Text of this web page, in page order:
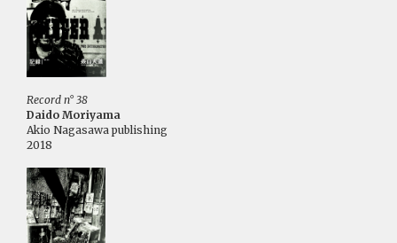
Record n° 38
Daido Moriyama
Akio Nagasawa publishing
2018